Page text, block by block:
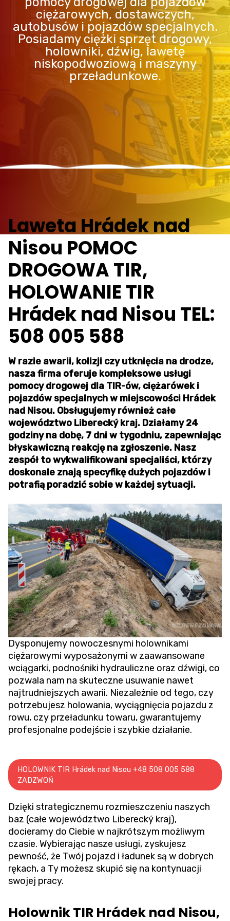
ciężarowych, dostawczych,
autobusów i pojazdów specjalnych.
Posiadamy ciężki sprzęt drogowy,
holowniki, dźwig, lawetę
niskopodwoziową i maszyny
przeładunkowe.
Laweta Hrádek nad
Nisou POMOC
DROGOWA TIR,
HOLOWANIE TIR
Hrádek nad Nisou TEL:
508 005 588
W razie awarii, kolizji czy utknięcia na drodze,
nasza firma oferuje kompleksowe usługi
pomocy drogowej dla TIR-ów, ciężarówek i
pojazdów specjalnych w miejscowości Hrádek
nad Nisou. Obsługujemy również całe
województwo Liberecký kraj. Działamy 24
godziny na dobę, 7 dni w tygodniu, zapewniając
błyskawiczną reakcję na zgłoszenie. Nasz
zespół to wykwalifikowani specjaliści, którzy
doskonale znają specyfikę dużych pojazdów i
potrafią poradzić sobie w każdej sytuacji.
Dysponujemy nowoczesnymi holownikami
ciężarowymi wyposażonymi w zaawansowane
wciągarki, podnośniki hydrauliczne oraz dźwigi, co
pozwala nam na skuteczne usuwanie nawet
najtrudniejszych awarii. Niezależnie od tego, czy
potrzebujesz holowania,wyciągnięcia pojazdu z
rowu, czy przeładunku towaru, gwarantujemy
profesjonalne podejście i szybkie działanie.
HOLOWNIK TIR Hrádek nad Nisou +48 508 005 588
ZADZWOŃ
Dzięki strategicznemu rozmieszczeniu naszych
baz (całe województwo Liberecký kraj),
docieramy do Ciebie w najkrótszym możliwym
czasie. Wybierając nasze usługi, zyskujesz
pewność, że Twój pojazd i ładunek są w dobrych
rękach, a Ty możesz skupić się na kontynuacji
swojej pracy.
Holownik TIR Hrádek nad Nisou,